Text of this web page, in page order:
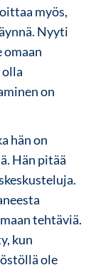
myös,
Nyyti
omaan
olla
on
hän on
Hän pitää
tehtäviä.
kun
ole